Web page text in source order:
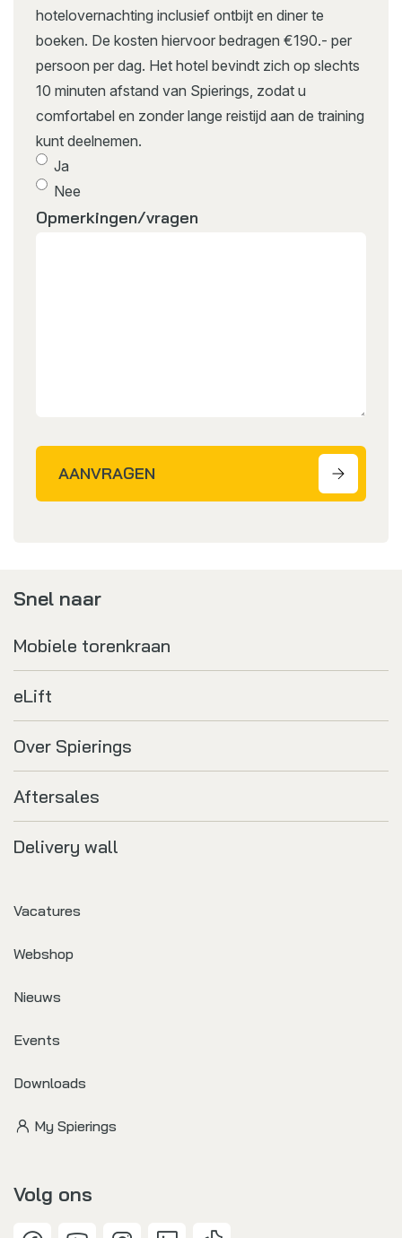
hotelovernachting inclusief ontbijt en diner te
boeken. De kosten hiervoor bedragen €190.- per
persoon per dag. Het hotel bevindt zich op slechts
10 minuten afstand van Spierings, zodat u
comfortabel en zonder lange reistijd aan de training
kunt deelnemen.
Ja
Nee
Opmerkingen/vragen
AANVRAGEN
Snel naar
Mobiele torenkraan
eLift
Over Spierings
Aftersales
Delivery wall
Vacatures
Webshop
Nieuws
Events
Downloads
My Spierings
Volg ons